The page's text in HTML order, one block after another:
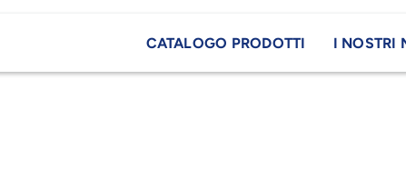
CATALOGO PRODOTTI I NOSTRI